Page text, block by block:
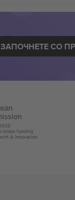
ЗАПОЧНЕТЕ СО